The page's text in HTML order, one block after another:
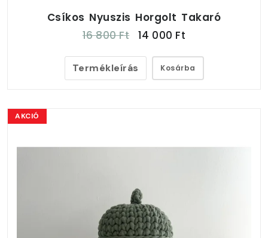
Csíkos Nyuszis Horgolt Takaró
16 800 Ft
14 000 Ft
Termékleírás Kosárba
AKCIÓ